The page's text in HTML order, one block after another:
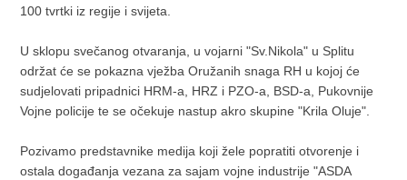
100 tvrtki iz regije i svijeta.
U sklopu svečanog otvaranja, u vojarni "Sv.Nikola" u Splitu
održat će se pokazna vježba Oružanih snaga RH u kojoj će
sudjelovati pripadnici HRM-a, HRZ i PZO-a, BSD-a, Pukovnije
Vojne policije te se očekuje nastup akro skupine "Krila Oluje".
Pozivamo predstavnike medija koji žele popratiti otvorenje i
ostala događanja vezana za sajam vojne industrije "ASDA